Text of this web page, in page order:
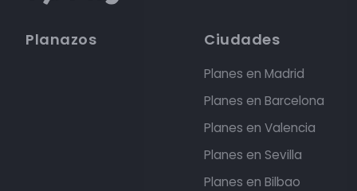
Planazos Ciudades
Planes en Madrid
Planes en Barcelona
Planes en Valencia
Planes en Sevilla
Planes en Bilbao